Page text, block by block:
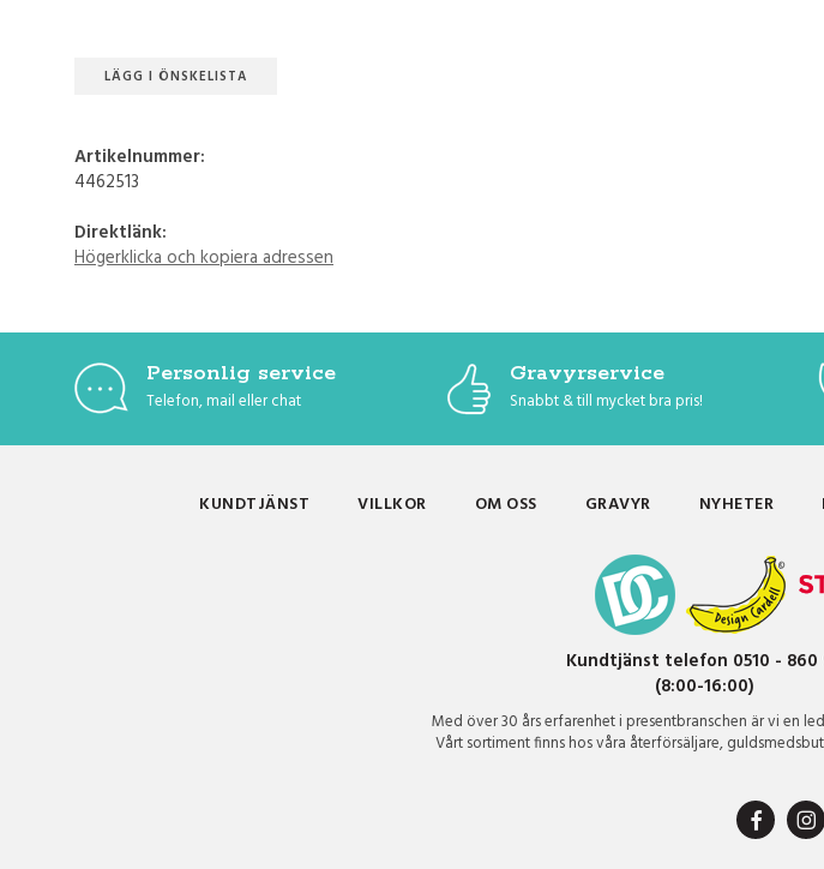
LÄGG I ÖNSKELISTA
Artikelnummer:
4462513
Direktlänk:
Högerklicka och kopiera adressen
Personlig service
Telefon, mail eller chat
Gravyrservice
Snabbt & till mycket bra pris!
KUNDTJÄNST VILLKOR OM OSS GRAVYR NYHETER
Kundtjänst telefon 0510 - 860
(8:00-16:00)
Med över 30 års erfarenhet i presentbranschen är vi en
Vårt sortiment finns hos våra återförsäljare,